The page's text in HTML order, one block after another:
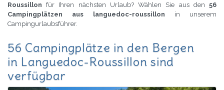
Roussillonfür Ihren nächsten Urlaub? Wählen Sie aus den56
Campingplätzen aus languedoc-roussillon in unserem
Campingurlaubsführer.
56 Campingplätze in den Bergen
in Languedoc-Roussillon sind
verfügbar